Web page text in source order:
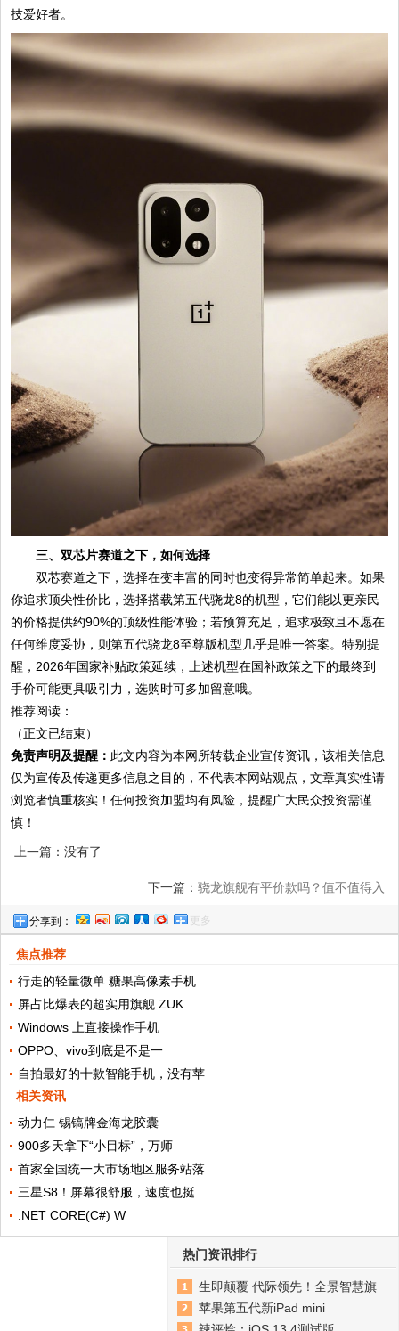
技爱好者。
三、双芯片赛道之下，如何选择
双芯赛道之下，选择在变丰富的同时也变得异常简单起来。如果
你追求顶尖性价比，选择搭载第五代骁龙8的机型，它们能以更亲民
的价格提供约90%的顶级性能体验；若预算充足，追求极致且不愿在
任何维度妥协，则第五代骁龙8至尊版机型几乎是唯一答案。特别提
醒，2026年国家补贴政策延续，上述机型在国补政策之下的最终到
手价可能更具吸引力，选购时可多加留意哦。
推荐阅读：
（正文已结束）
免责声明及提醒： 此文内容为本网所转载企业宣传资讯，该相关信息
仅为宣传及传递更多信息之目的，不代表本网站观点，文章真实性请
浏览者慎重核实！任何投资加盟均有风险，提醒广大民众投资需谨
慎！
上一篇：没有了
下一篇： 骁龙旗舰有平价款吗？值不值得入
分享到： 更多
焦点推荐
行走的轻量微单 糖果高像素手机
屏占比爆表的超实用旗舰 ZUK
Windows 上直接操作手机
OPPO、vivo到底是不是一
自拍最好的十款智能手机，没有苹
相关资讯
动力仁 锡镐牌金海龙胶囊
900多天拿下“小目标”，万师
首家全国统一大市场地区服务站落
三星S8！屏幕很舒服，速度也挺
.NET CORE(C#) W
热门资讯排行
生即颠覆 代际领先！全景智慧旗
苹果第五代新iPad mini